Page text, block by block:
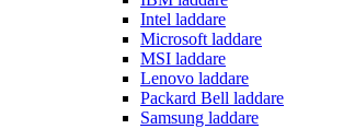
Intel laddare
Microsoft laddare
MSI laddare
Lenovo laddare
Packard Bell laddare
Samsung laddare